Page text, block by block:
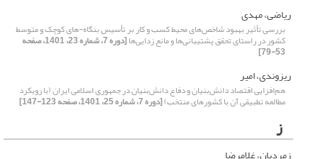
ریاضی، مهدی
بررسی تأثیر بهبود شاخص‌های محیط کسب و کار بر تأسیس بنگاه-های کوچک و متوسط
کشور در راستای تحقق پشتیبانی‌ها و مانع زدایی‌ها [دوره 7، شماره 23، 1401، صفحه
53-79]
ریزوندی، امیر
هم‌افزایی اقتصاد دانش‌بنیان و دفاع دانش‌بنیان در جمهوری اسلامی ایران (با رویکرد
مطالعه تطبیقی آن با کشورهای منتخب)[دوره 7، شماره 25، 1401، صفحه 123-147]
ز
زمردیان، غلامرضا